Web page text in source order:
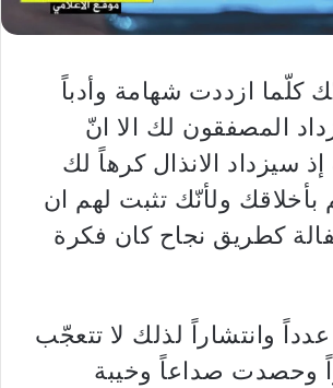
كلّما ازددت شهامة وأدباً
المصفقون لك الا انّ
سيزداد الانذال كرهاً لك
بأخلاقك ولأنّك تثبت لهم ان
كطريق نجاح كان فكرة
عدداً وانتشاراً لذلك لا تتعجّب
وحصدت صداعاً وخيبة